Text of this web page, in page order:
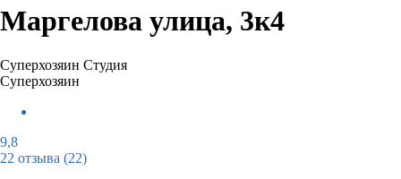
Маргелова улица, 3к4
Суперхозяин Студия
Суперхозяин
9,8
22 отзыва (22)